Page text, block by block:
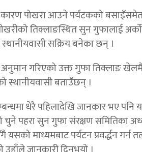
कारण पोखरा आउने पर्यटकको
तिक्लाङस्थित सुन गुफालाई
सक्रिय बनेका छन् ।
गरिएको उक्त गुफा तिक्लाङ
स्थानीयवासी बताउँछन् ।
धेरै पहिलादेखि जानकार भए पनि
पहरा सुन गुफा संरक्षण समितिका
माध्यमबाट पर्यटन प्रवर्द्धन गर्न